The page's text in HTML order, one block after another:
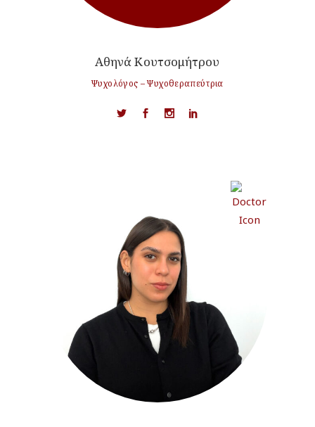
Αθηνά Κουτσομήτρου
Ψυχολόγος – Ψυχοθεραπεύτρια